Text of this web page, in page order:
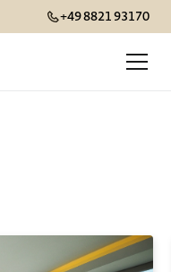
+49 8821 93170